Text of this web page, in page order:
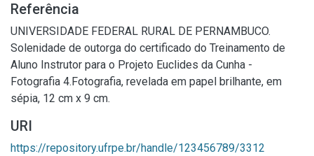
Referência
UNIVERSIDADE FEDERAL RURAL DE PERNAMBUCO.
Solenidade de outorga do certificado do Treinamento de
Aluno Instrutor para o Projeto Euclides da Cunha -
Fotografia 4.Fotografia, revelada em papel brilhante, em
sépia, 12 cm x 9 cm.
URI
https://repository.ufrpe.br/handle/123456789/3312